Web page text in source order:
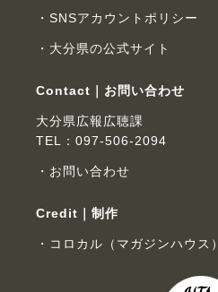
SNSアカウントポリシー
大分県の公式サイト
Contact｜お問い合わせ
大分県広報広聴課
TEL：097-506-2094
お問い合わせ
Credit｜制作
コロカル（マガジンハウス）